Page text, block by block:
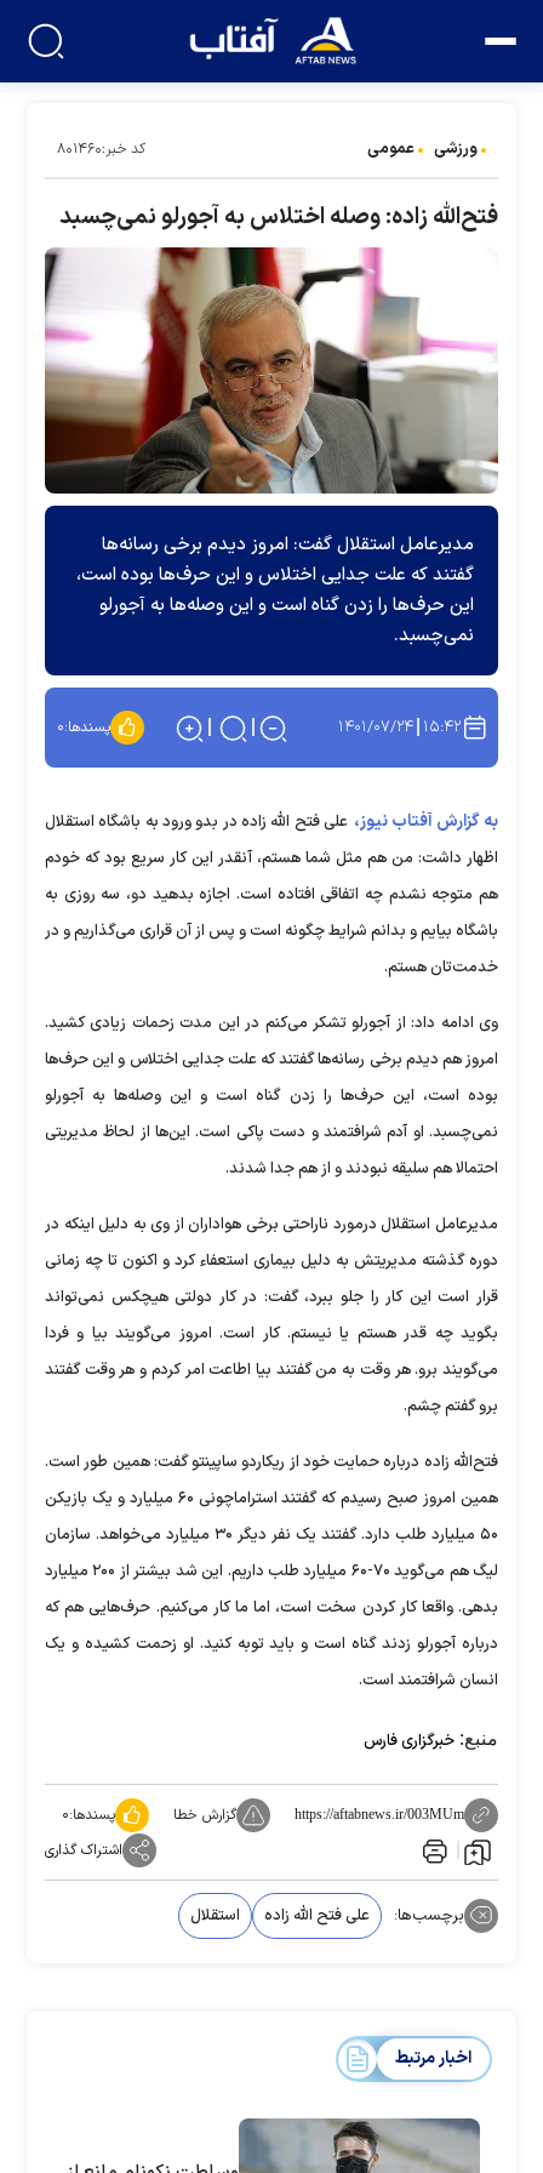
ورزشی عمومی کد خبر:۸۰۱۴۶۰
فتح‌الله زاده: وصله اختلاس به آجورلو نمی‌چسبد
مدیرعامل استقلال گفت: امروز دیدم برخی رسانه‌ها
گفتند که علت جدایی اختلاس و این حرف‌ها بوده است،
این حرف‌ها را زدن گناه است و این وصله‌ها به آجورلو
نمی‌چسبد.
۱۵:۴۲ ۱۴۰۱/۰۷/۲۴ پسندها:۰
به گزارش آفتاب نیوز، علی فتح الله زاده در بدو ورود به باشگاه استقلال
اظهار داشت: من هم مثل شما هستم، آنقدر این کار سریع بود که خودم
هم متوجه نشدم چه اتفاقی افتاده است. اجازه بدهید دو، سه روزی به
باشگاه بیایم و بدانم شرایط چگونه است و پس از آن قراری می‌گذاریم و در
خدمت‌تان هستم.
وی ادامه داد: از آجورلو تشکر می‌کنم در این مدت زحمات زیادی کشید.
امروز هم دیدم برخی رسانه‌ها گفتند که علت جدایی اختلاس و این حرف‌ها
بوده است، این حرف‌ها را زدن گناه است و این وصله‌ها به آجورلو
نمی‌چسبد. او آدم شرافتمند و دست پاکی است. این‌ها از لحاظ مدیریتی
احتمالا هم سلیقه نبودند و از هم جدا شدند.
مدیرعامل استقلال درمورد ناراحتی برخی هواداران از وی به دلیل اینکه در
دوره گذشته مدیریتش به دلیل بیماری استعفاء کرد و اکنون تا چه زمانی
قرار است این کار را جلو ببرد، گفت: در کار دولتی هیچکس نمی‌تواند
بگوید چه قدر هستم یا نیستم. کار است. امروز می‌گویند بیا و فردا
می‌گویند برو. هر وقت به من گفتند بیا اطاعت امر کردم و هر وقت گفتند
برو گفتم چشم.
فتح‌الله زاده درباره حمایت خود از ریکاردو ساپینتو گفت: همین طور است.
همین امروز صبح رسیدم که گفتند استراماچونی ۶۰ میلیارد و یک بازیکن
۵۰ میلیارد طلب دارد. گفتند یک نفر دیگر ۳۰ میلیارد می‌خواهد. سازمان
لیگ هم می‌گوید ۷۰-۶۰ میلیارد طلب داریم. این شد بیشتر از ۲۰۰ میلیارد
بدهی. واقعا کار کردن سخت است، اما ما کار می‌کنیم. حرف‌هایی هم که
درباره آجورلو زدند گناه است و باید توبه کنید. او زحمت کشیده و یک
انسان شرافتمند است.
منبع: خبرگزاری فارس
https://aftabnews.ir/003MUm گزارش خطا پسندها:۰
اشتراک گذاری
برچسب‌ها: علی فتح الله زاده استقلال
اخبار مرتبط